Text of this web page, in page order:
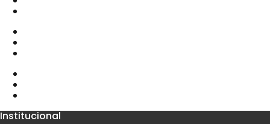
Institucional